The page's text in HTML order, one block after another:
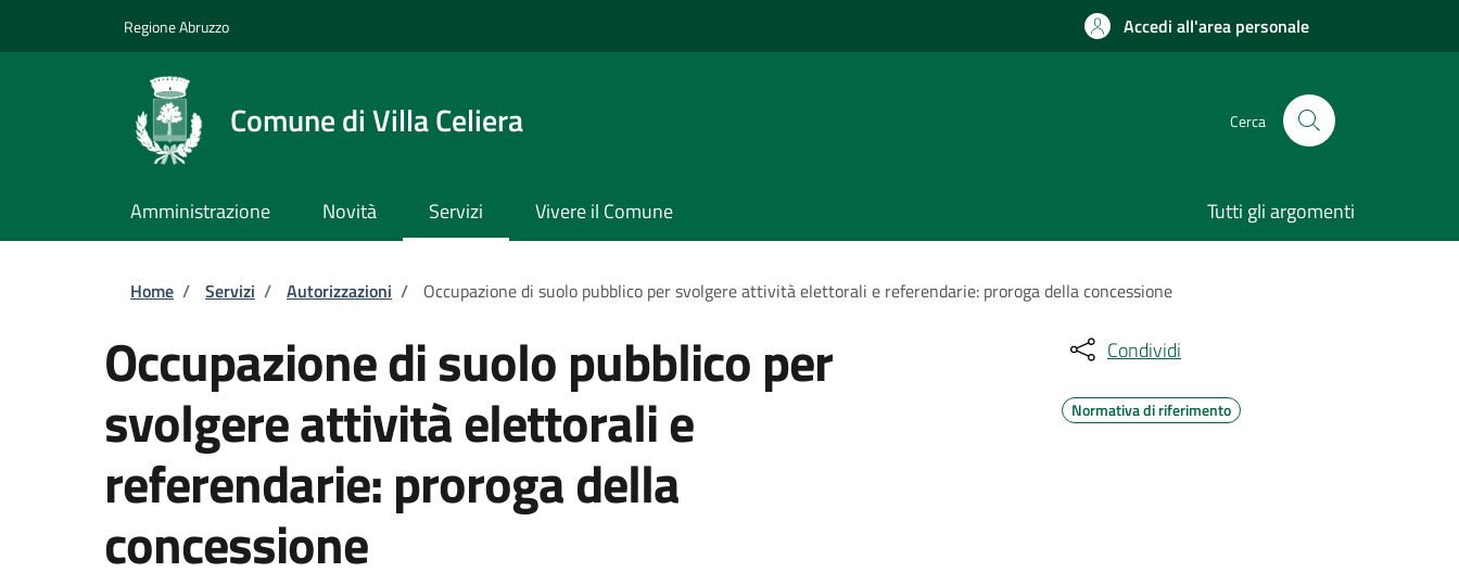
Regione Abruzzo Accedi all'area personale
Comune di Villa Celiera Cerca
Amministrazione Novità Servizi Vivere il Comune Tutti gli argomenti
Briciole di pane
Home / Servizi / Autorizzazioni / Occupazione di suolo pubblico per svolgere attività elettorali e referendarie: proroga della concessione
Occupazione di suolo pubblico per
svolgere attività elettorali e
referendarie: proroga della
concessione
Condividi
Normativa di riferimento